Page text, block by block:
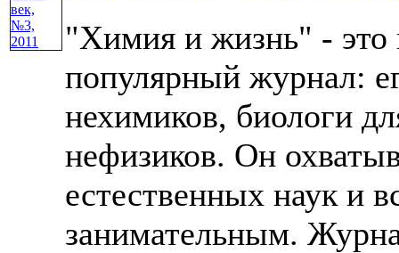
"Химия и жизнь" -
популярный журнал:
нехимиков, биологи
нефизиков. Он
естественных наук и
занимательным.